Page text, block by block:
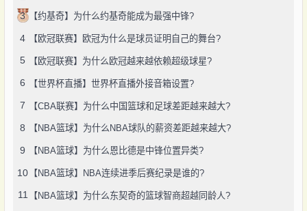
3 【约基奇】为什么约基奇能成为最强中锋?
4 【欧冠联赛】欧冠为什么是球员证明自己的舞台?
5 【欧冠联赛】为什么欧冠越来越依赖超级球星?
6 【世界杯直播】世界杯直播外接音箱设置?
7 【CBA联赛】为什么中国篮球和足球差距越来越大?
8 【NBA篮球】为什么NBA球队的薪资差距越来越大?
9 【NBA篮球】为什么恩比德是中锋位置异类?
10 【NBA篮球】NBA连续进季后赛纪录是谁的?
11 【NBA篮球】为什么东契奇的篮球智商超越同龄人?